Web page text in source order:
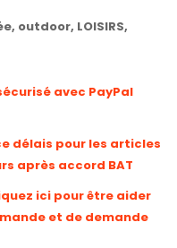
, outdoor, LOISIRS,
avec PayPal
délais pour les articles
après accord BAT
ici pour être aider
et de demande